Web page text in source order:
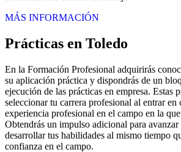
MÁS INFORMACIÓN
Prácticas en Toledo
En la Formación Profesional adquirirás
su aplicación práctica y dispondrás de un
ejecución de las prácticas en empresa. Estas
seleccionar tu carrera profesional al entrar en
experiencia profesional en el campo en la
Obtendrás un impulso adicional para
desarrollar tus habilidades al mismo tiempo
confianza en el campo.